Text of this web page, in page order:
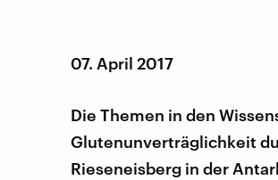
07. April 2017
Die Themen in den
Glutenunverträglichkeit
Rieseneisberg in der